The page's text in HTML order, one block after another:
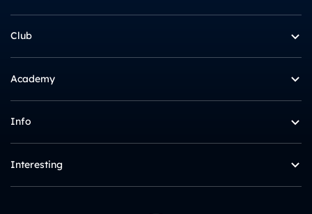
Club
Academy
Info
Interesting